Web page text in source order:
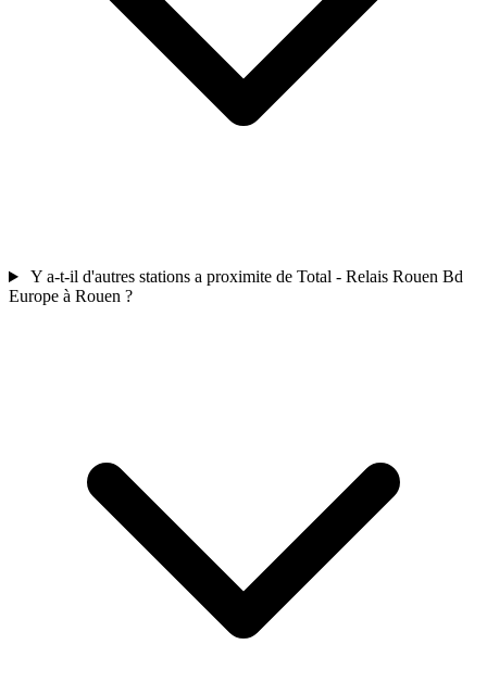
Y a-t-il d'autres stations a proximite de Total - Relais Rouen Bd
Europe à Rouen ?